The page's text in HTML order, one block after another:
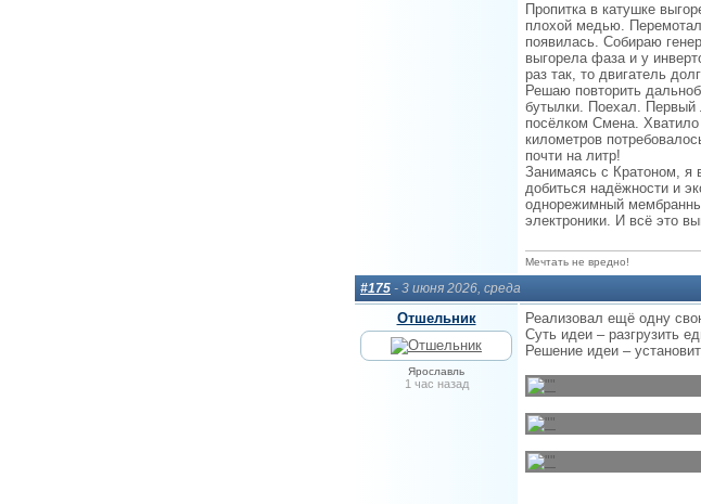
Пропитка в катушке
плохой медью.
появилась. Собираю
выгорела фаза и у
раз так, то двигатель
Решаю повторить
бутылки. Поехал. Первый
посёлком Смена.
километров
почти на литр!
Занимаясь с Кратоном, я
добиться надёжности и
однорежимный
электроники. И всё это
Мечтать не вредно!
#175 - 3 июня 2026, среда
Отшельник
Ярославль
1 час назад
Реализовал ещё одну
Суть идеи – разгрузить
Решение идеи –